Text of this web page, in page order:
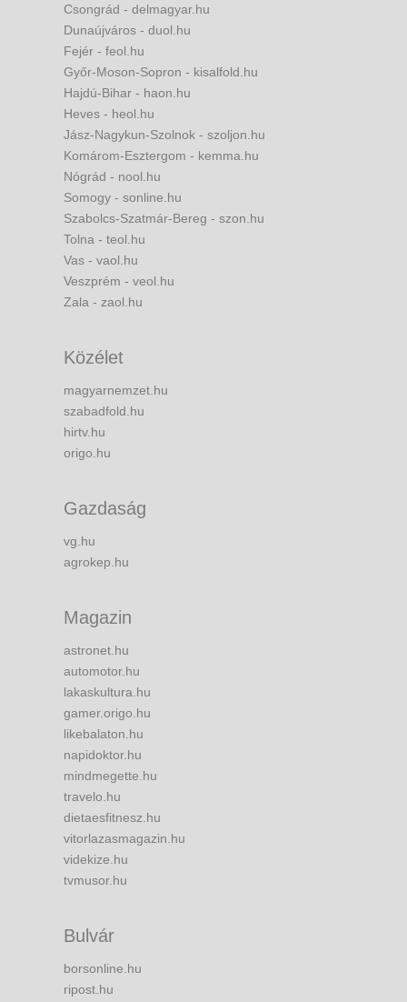
Csongrád - delmagyar.hu
Dunaújváros - duol.hu
Fejér - feol.hu
Győr-Moson-Sopron - kisalfold.hu
Hajdú-Bihar - haon.hu
Heves - heol.hu
Jász-Nagykun-Szolnok - szoljon.hu
Komárom-Esztergom - kemma.hu
Nógrád - nool.hu
Somogy - sonline.hu
Szabolcs-Szatmár-Bereg - szon.hu
Tolna - teol.hu
Vas - vaol.hu
Veszprém - veol.hu
Zala - zaol.hu
Közélet
magyarnemzet.hu
szabadfold.hu
hirtv.hu
origo.hu
Gazdaság
vg.hu
agrokep.hu
Magazin
astronet.hu
automotor.hu
lakaskultura.hu
gamer.origo.hu
likebalaton.hu
napidoktor.hu
mindmegette.hu
travelo.hu
dietaesfitnesz.hu
vitorlazasmagazin.hu
videkize.hu
tvmusor.hu
Bulvár
borsonline.hu
ripost.hu